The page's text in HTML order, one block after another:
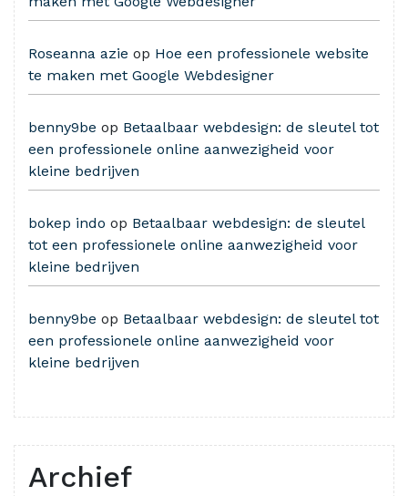
Roseanna azie op Hoe een professionele website
te maken met Google Webdesigner
benny9be op Betaalbaar webdesign: de sleutel tot
een professionele online aanwezigheid voor
kleine bedrijven
bokep indo op Betaalbaar webdesign: de sleutel
tot een professionele online aanwezigheid voor
kleine bedrijven
benny9be op Betaalbaar webdesign: de sleutel tot
een professionele online aanwezigheid voor
kleine bedrijven
Archief